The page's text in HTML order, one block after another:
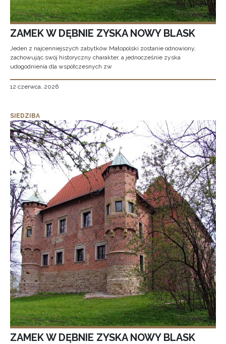
ZAMEK W DĘBNIE ZYSKA NOWY BLASK
Jeden z najcenniejszych zabytków Małopolski zostanie odnowiony,
zachowując swój historyczny charakter, a jednocześnie zyska
udogodnienia dla współczesnych zw
12 czerwca, 2026
SIEDZIBA
ZAMEK W DĘBNIE ZYSKA NOWY BLASK